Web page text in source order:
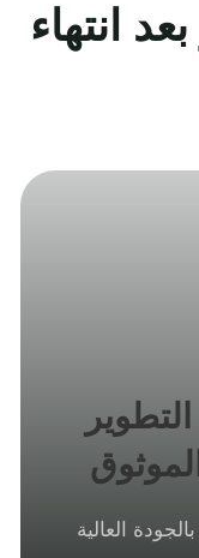
انتهاء
العالية